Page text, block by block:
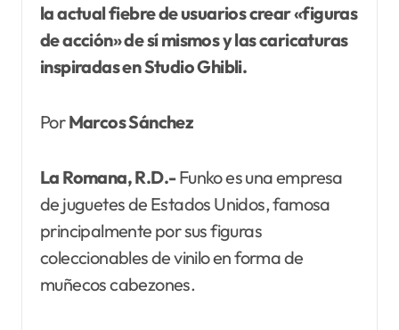
la actual fiebre de usuarios crear «figuras
de acción» de sí mismos y las caricaturas
inspiradas en Studio Ghibli.
PorMarcos Sánchez
La Romana, R.D.-Funko es una empresa
de juguetes de Estados Unidos, famosa
principalmente por sus figuras
coleccionables de vinilo en forma de
muñecos cabezones.